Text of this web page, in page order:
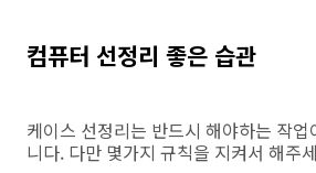
컴퓨터 선정리 좋은 습관
케이스 선정리는 반드시 해야하는 작업
니다. 다만 몇가지 규칙을 지켜서 해주